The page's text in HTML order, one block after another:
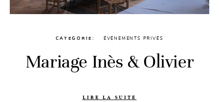
CATEGORIE ÉVÉNEMENTS PRIVÉS
Mariage Inès & Olivier
LIRE LA SUITE